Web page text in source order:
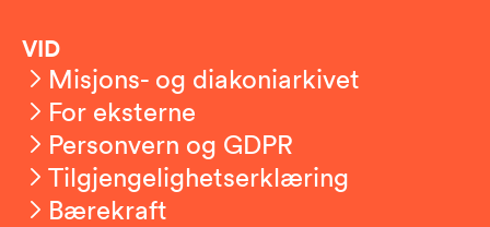
VID
Misjons- og diakoniarkivet
For eksterne
Personvern og GDPR
Tilgjengelighetserklæring
Bærekraft